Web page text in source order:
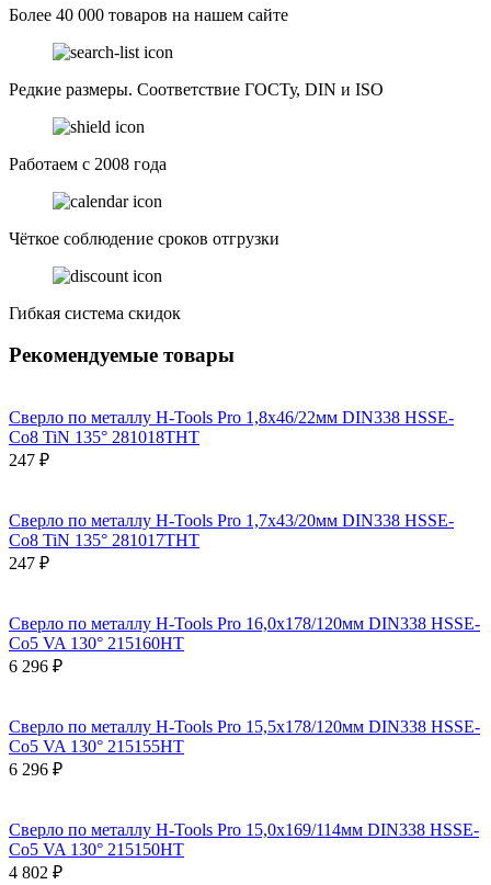
Более 40 000 товаров на нашем сайте
Редкие размеры. Соответствие ГОСТу, DIN и ISO
Работаем с 2008 года
Чёткое соблюдение сроков отгрузки
Гибкая система скидок
Рекомендуемые товары
Сверло по металлу H-Tools Pro 1,8x46/22мм DIN338 HSSE-
Co8 TiN 135° 281018THT
247 ₽
Сверло по металлу H-Tools Pro 1,7x43/20мм DIN338 HSSE-
Co8 TiN 135° 281017THT
247 ₽
Сверло по металлу H-Tools Pro 16,0x178/120мм DIN338 HSSE-
Co5 VA 130° 215160HT
6 296 ₽
Сверло по металлу H-Tools Pro 15,5x178/120мм DIN338 HSSE-
Co5 VA 130° 215155HT
6 296 ₽
Сверло по металлу H-Tools Pro 15,0x169/114мм DIN338 HSSE-
Co5 VA 130° 215150HT
4 802 ₽